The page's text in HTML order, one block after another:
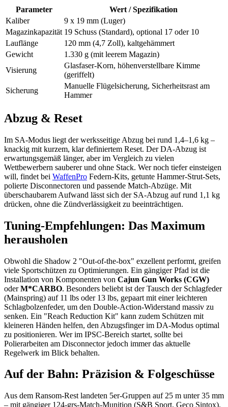
Parameter
Wert / Spezifikation
Kaliber
9 x 19 mm (Luger)
Magazinkapazität 19 Schuss (Standard), optional 17 oder 10
Lauflänge
120 mm (4,7 Zoll), kaltgehämmert
Gewicht
1.330 g (mit leerem Magazin)
Visierung
Glasfaser-Korn, höhenverstellbare Kimme
(geriffelt)
Sicherung
Manuelle Flügelsicherung, Sicherheitsrast am
Hammer
Abzug & Reset
Im SA-Modus liegt der werksseitige Abzug bei rund 1,4–1,6 kg –
knackig mit kurzem, klar definiertem Reset. Der DA-Abzug ist
erwartungsgemäß länger, aber im Vergleich zu vielen
Wettbewerbern sauberer und ohne Stack. Wer noch tiefer einsteigen
will, findet bei WaffenPro Federn-Kits, getunte Hammer-Strut-Sets,
polierte Disconnectoren und passende Match-Abzüge. Mit
überschaubarem Aufwand lässt sich der SA-Abzug auf rund 1,1 kg
drücken, ohne die Zündverlässigkeit zu beeinträchtigen.
Tuning-Empfehlungen: Das Maximum
herausholen
Obwohl die Shadow 2 "Out-of-the-box" exzellent performt, greifen
viele Sportschützen zu Optimierungen. Ein gängiger Pfad ist die
Installation von Komponenten von Cajun Gun Works (CGW)
oderM*CARBO. Besonders beliebt ist der Tausch der Schlagfeder
(Mainspring) auf 11 lbs oder 13 lbs, gepaart mit einer leichteren
Schlagbolzenfeder, um den Double-Action-Widerstand massiv zu
senken. Ein "Reach Reduction Kit" kann zudem Schützen mit
kleineren Händen helfen, den Abzugsfinger im DA-Modus optimal
zu positionieren. Wer im IPSC-Bereich startet, sollte bei
Polierarbeiten am Disconnector jedoch immer das aktuelle
Regelwerk im Blick behalten.
Auf der Bahn: Präzision & Folgeschüsse
Aus dem Ransom-Rest landeten 5er-Gruppen auf 25 m unter 35 mm
– mit gängiger 124-grs-Match-Munition (S&B Sport, Geco Sintox).